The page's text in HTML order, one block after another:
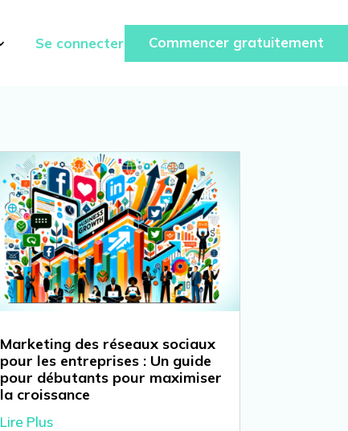
Se connecter Commencer gratuitement
Marketing des réseaux sociaux
pour les entreprises : Un guide
pour débutants pour maximiser
la croissance
Lire Plus